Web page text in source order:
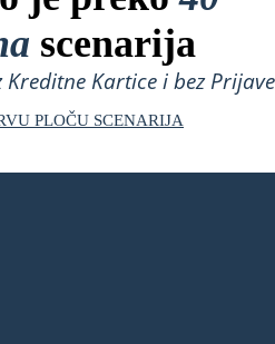
scenarija
Kreditne Kartice i bez
PLOČU SCENARIJA